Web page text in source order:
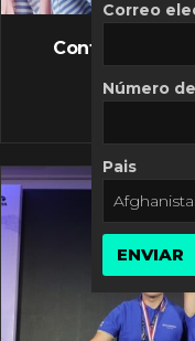
Controversia
Correo
Número
Pais
ENVIAR